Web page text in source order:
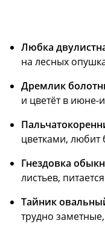
Любка
на лесных
Дремлик
и цветёт в июне-
цветками, любит
Гнездовка
листьев,
Тайник
трудно